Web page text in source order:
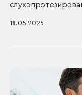
18.05.2026